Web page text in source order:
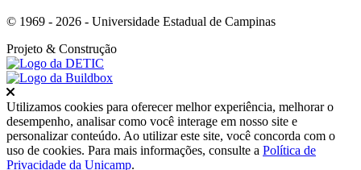
© 1969 - 2026 - Universidade Estadual de Campinas
Projeto & Construção
Fechar
Utilizamos cookies para oferecer melhor experiência, melhorar o
desempenho, analisar como você interage em nosso site e
personalizar conteúdo. Ao utilizar este site, você concorda com o
uso de cookies. Para mais informações, consulte a Política de
Privacidade da Unicamp.